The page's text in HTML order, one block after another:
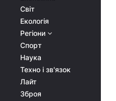
Світ
Екологія
Регіони
Спорт
Наука
Техно і зв'язок
Лайт
Зброя